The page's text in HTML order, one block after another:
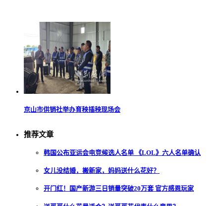
京山市供销社举办育秧插秧现场会
推荐文章
韩国公布亚运会电竞候选人名单 《LOL》六人名单确认
女儿没结婚，搬新家，妈妈送什么花好？
开门红！国产新游三日销量突破20万套 官方感恩玩家